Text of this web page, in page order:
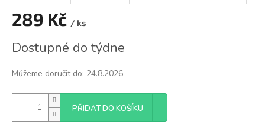
289 Kč / ks
cena:
Dostupné do týdne
Můžeme doručit do: 24.8.2026
PŘIDAT DO KOŠÍKU